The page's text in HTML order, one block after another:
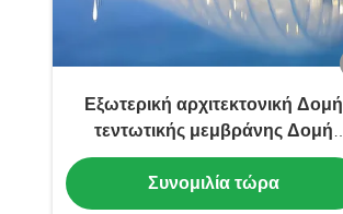
Εξωτερική αρχιτεκτονική Δομή
τεντωτικής μεμβράνης Δομή
χάλυβα μεμβράνης
Συνομιλία τώρα